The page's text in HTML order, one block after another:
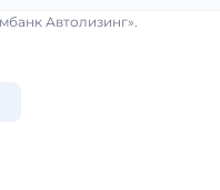
Автолизинг».